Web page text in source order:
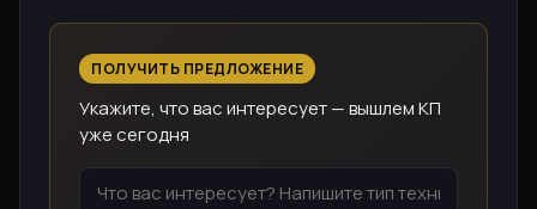
ПОЛУЧИТЬ ПРЕДЛОЖЕНИЕ
Укажите, что вас интересует — вышлем КП
уже сегодня